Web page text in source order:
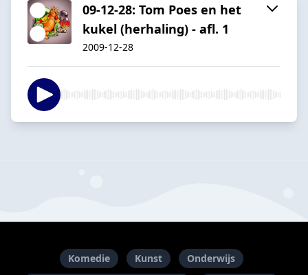
09-12-28: Tom Poes en het
kukel (herhaling) - afl. 1
2009-12-28
Komedie Kunst
Onderwijs